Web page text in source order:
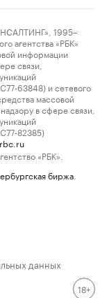
1995–
агентства «РБК»
информации
связи,
63848) и сетевого
массовой
в сфере связи,
82385)
«РБК».
биржа
данных
18+